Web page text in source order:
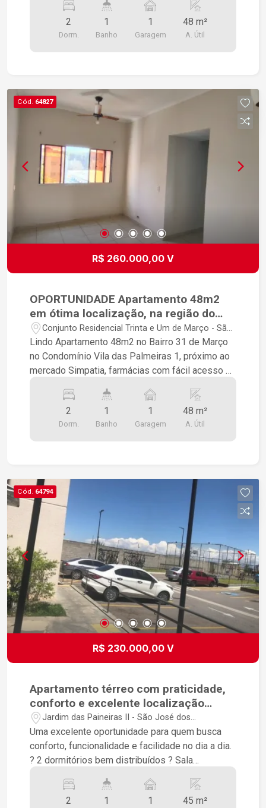
ÓTIMA LOCALIZAÇÃO, PORTARIA, SALÃO DE
FESTAS, ÓTIMA ACADEMIA, ÁREA GOURMET,
SALÃO KIDS, AMPLO ESPAÇO PARA LAZER,
2
Dorm.
1
Banho
1
Garagem
48 m²
A. Útil
Cód. 64827
R$ 260.000,00 V
OPORTUNIDADE Apartamento 48m2
em ótima localização, na região do
Parque industrial com 2 quartos, 1
banheiro, 1 vaga de Garagem.
Conjunto Residencial Trinta e Um de Março - São
José dos Campos/SP
Lindo Apartamento 48m2 no Bairro 31 de Março
no Condomínio Vila das Palmeiras 1, próximo ao
mercado Simpatia, farmácias com fácil acesso a
teto 1 banheiro com Box Blindex e armário
Cozinha com Armários Área de Serviço Sala com
Ventilador de teto. Não possui elevador Portaria
2
Dorm.
1
Banho
1
Garagem
48 m²
A. Útil
Cód. 64794
R$ 230.000,00 V
Apartamento térreo com praticidade,
conforto e excelente localização
dentro do condomínio.
Jardim das Paineiras II - São José dos
Campos/SP
Uma excelente oportunidade para quem busca
conforto, funcionalidade e facilidade no dia a dia.
? 2 dormitórios bem distribuídos ? Sala
gabinete de pia, proporcionando mais praticidade
e organização ? Banheiro social ? Apartamento
2 1 1 45 m²